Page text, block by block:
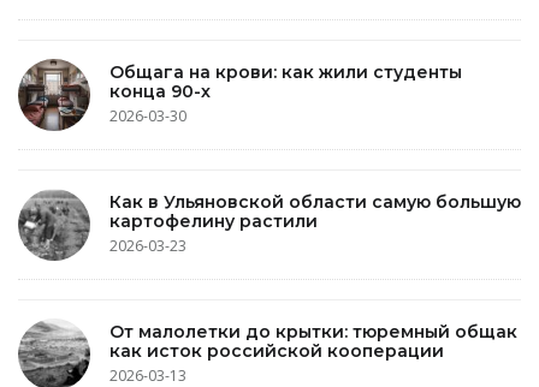
Общага на крови: как жили студенты
конца 90-х
2026-03-30
Как в Ульяновской области самую большую
картофелину растили
2026-03-23
От малолетки до крытки: тюремный общак
как исток российской кооперации
2026-03-13